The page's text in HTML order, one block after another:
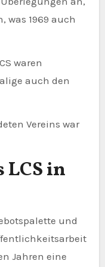
was 1969 auch
waren
auch den
Vereins war
in
und
Jahren eine